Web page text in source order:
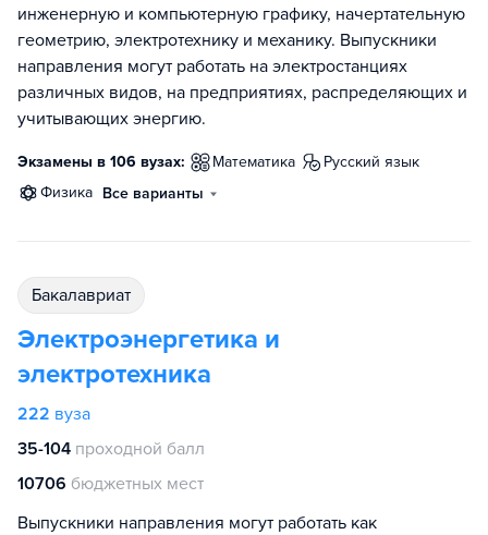
инженерную и компьютерную графику, начертательную
геометрию, электротехнику и механику. Выпускники
направления могут работать на электростанциях
различных видов, на предприятиях, распределяющих и
учитывающих энергию.
Экзамены в 106 вузах: математика
русский язык
физика Все варианты
бакалавриат
Электроэнергетика и
электротехника
222 вуза
35-104 проходной балл
10706 бюджетных мест
Выпускники направления могут работать как